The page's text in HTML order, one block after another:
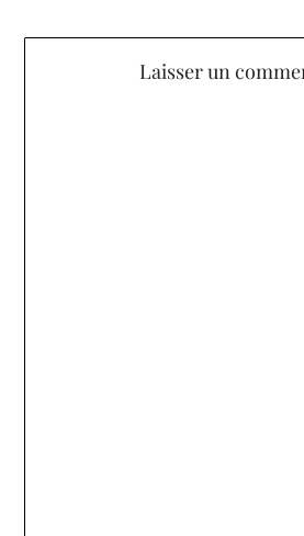
Laisser un